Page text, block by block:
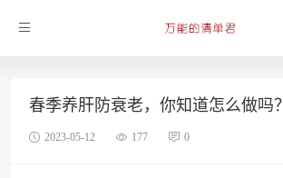
春季养肝防衰老，你知道怎么做吗？
2023-05-12 177 0